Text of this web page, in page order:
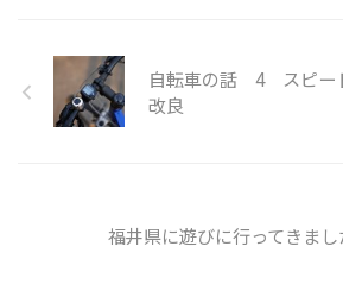
自転車の話 4 スピー
改良
福井県に遊びに行ってきま